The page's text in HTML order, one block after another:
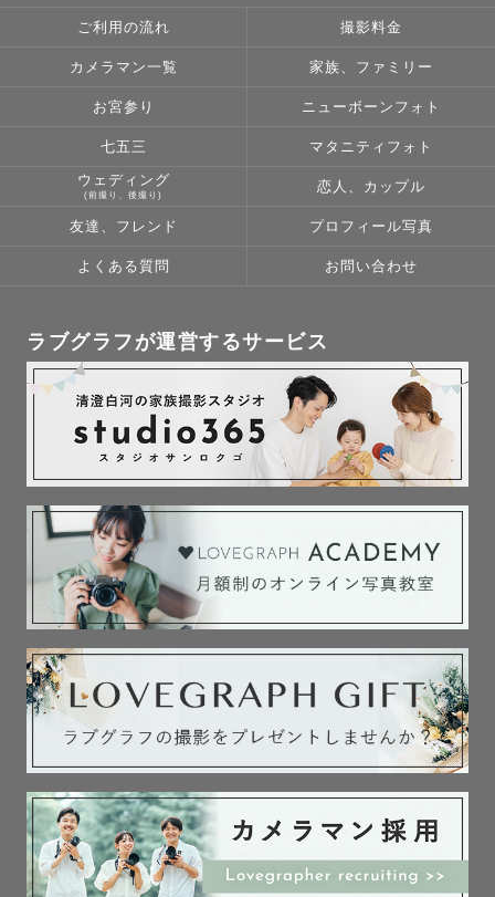
ご利用の流れ 撮影料金
カメラマン一覧 家族、ファミリー
お宮参り ニューボーンフォト
七五三 マタニティフォト
ウェディング
(前撮り、後撮り)
恋人、カップル
友達、フレンド プロフィール写真
よくある質問 お問い合わせ
ラブグラフが運営するサービス